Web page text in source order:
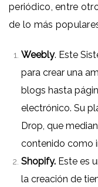
periódico, entre
de lo más
Weebly. Este
para crear una
blogs hasta
electrónico. Su
Drop, que
contenido como
Shopify. Este es
la creación de